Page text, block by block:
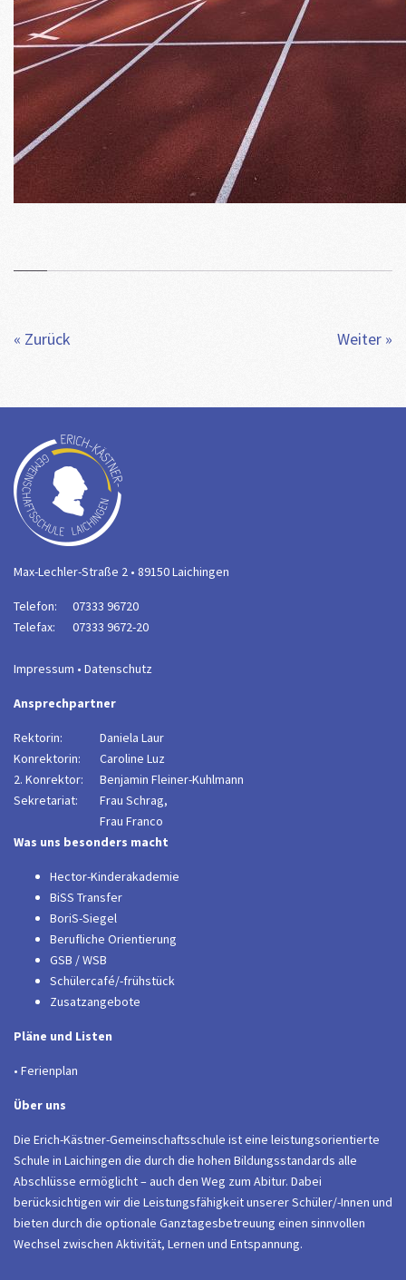
Weiter »
« Zurück
Max-Lechler-Straße 2 • 89150 Laichingen
Telefon:
07333 96720
Telefax:
07333 9672-20
Impressum • Datenschutz
Ansprechpartner
Rektorin:
Daniela Laur
Konrektorin:
Caroline Luz
2. Konrektor:
Benjamin Fleiner-Kuhlmann
Sekretariat:
Frau Schrag,
Frau Franco
Was uns besonders macht
Hector-Kinderakademie
BiSS Transfer
BoriS-Siegel
Berufliche Orientierung
GSB / WSB
Schülercafé/-frühstück
Zusatzangebote
Pläne und Listen
• Ferienplan
Über uns
Die Erich-Kästner-Gemeinschaftsschule ist eine leistungsorientierte
Schule in Laichingen die durch die hohen Bildungsstandards alle
Abschlüsse ermöglicht – auch den Weg zum Abitur. Dabei
berücksichtigen wir die Leistungsfähigkeit unserer Schüler/-Innen und
bieten durch die optionale Ganztagesbetreuung einen sinnvollen
Wechsel zwischen Aktivität, Lernen und Entspannung.